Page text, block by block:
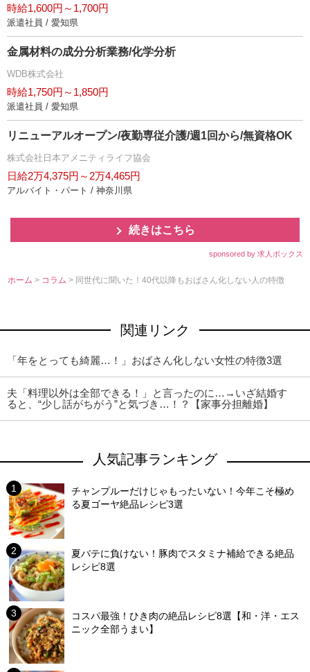
時給1,600円～1,700円
派遣社員 / 愛知県
金属材料の成分分析業務/化学分析
WDB株式会社
時給1,750円～1,850円
派遣社員 / 愛知県
リニューアルオープン/夜勤専従介護/週1回から/無資格OK
株式会社日本アメニティライフ協会
日給2万4,375円～2万4,465円
アルバイト・パート / 神奈川県
続きはこちら
sponsored by 求人ボックス
ホーム > コラム> 同世代に聞いた！40代以降もおばさん化しない人の特徴
関連リンク
「年をとっても綺麗…！」おばさん化しない女性の特徴3選
夫「料理以外は全部できる！」と言ったのに…→いざ結婚す
ると、“少し話がちがう”と気づき…！？【家事分担離婚】
人気記事ランキング
チャンプルーだけじゃもったいない！今年こそ極め
る夏ゴーヤ絶品レシピ3選
夏バテに負けない！豚肉でスタミナ補給できる絶品
レシピ8選
コスパ最強！ひき肉の絶品レシピ8選【和・洋・エス
ニック全部うまい】